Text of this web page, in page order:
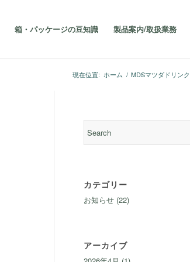
箱・パッケージの豆知識 製品案内/取扱業務
現在位置: ホーム / MDSマツダドリン
カテゴリー
お知らせ (22)
アーカイブ